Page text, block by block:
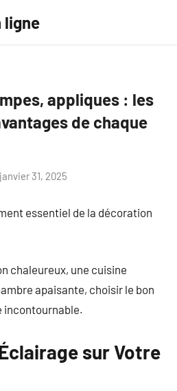
ligne
appliques : les
de chaque
janvier 31, 2025
essentiel de la décoration
chaleureux, une cuisine
apaisante, choisir le bon
incontournable.
sur Votre